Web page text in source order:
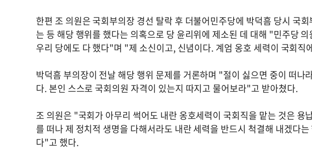
한편 조 의원은 국회부의장 경선 탈락 후 더불어민주당에 박덕흠 당시 국
는 등 해당 행위를 했다는 의혹으로 당 윤리위에 제소된 데 대해 "민주당
우리 당에도 다 했다"며 "제 소신이고, 신념이다. 계엄 옹호 세력이 국회직
박덕흠 부의장이 전날 해당 행위 문제를 거론하며 "절이 싫으면 중이 떠나
다. 본인 스스로 국회의원 자격이 있는지 따지고 물어보라"고 받아쳤다.
조 의원은 "국회가 아무리 썩어도 내란 옹호세력이 국회직을 맡는 것은
를 떠나 제 정치적 생명을 다해서라도 내란 세력을 반드시 척결해 내겠다
다"고 했다.